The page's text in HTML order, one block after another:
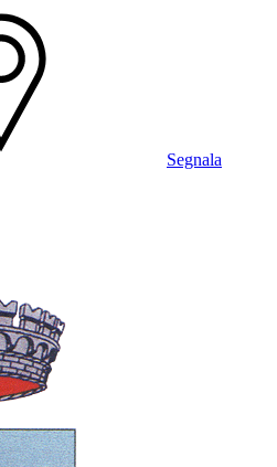
Segnala